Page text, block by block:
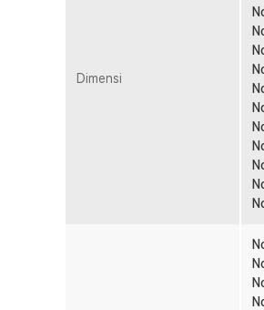
rendah. Hasilnya lemparan
jauh dari bibir pantai atau tepi
Panjang 300 M Lebih Hemat
Dengan panjang 300 M, Anda
fishing line untuk beberapa
kali. Ideal untuk pemancing
Cocok untuk Air Tawar dan
Material PE tahan digunakan
hingga laut. Pilihan tepat
Tersedia dari ukuran 0.105
predator air tawar, hingga
Dimensi